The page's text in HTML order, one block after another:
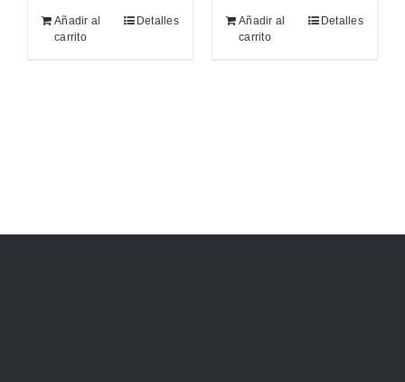
Añadir al
carrito
Detalles
Añadir al
carrito
Detalles